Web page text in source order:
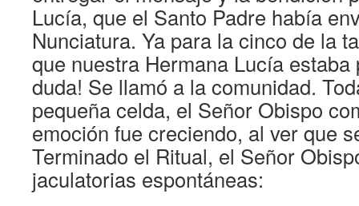
Lucía, que el Santo Padre había
Nunciatura. Ya para la cinco de la
que nuestra Hermana Lucía estaba
duda! Se llamó a la comunidad.
pequeña celda, el Señor Obispo
emoción fue creciendo, al ver que
Terminado el Ritual, el Señor
jaculatorias espontáneas: